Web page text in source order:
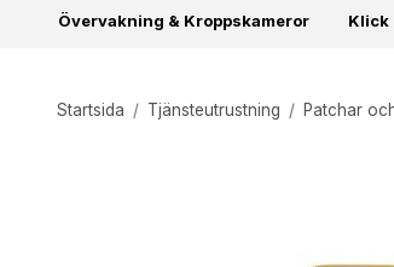
Övervakning & Kroppskameror Klick
Startsida / Tjänsteutrustning / Patchar